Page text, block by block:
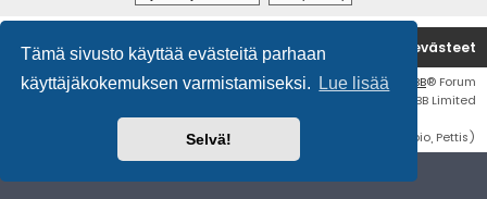
Tämä sivusto käyttää evästeitä parhaan
käyttäjäkokemuksen varmistamiseksi.
Lue lisää
Selvä!
Etusivu Poista evästeet
Flat Style byIan Bradley• Keskustelufoorumin ohjelmisto phpBB® Forum
Software © phpBB Limited
Käännös: phpBB Suomi (lurttinen, harritapio, Pettis)